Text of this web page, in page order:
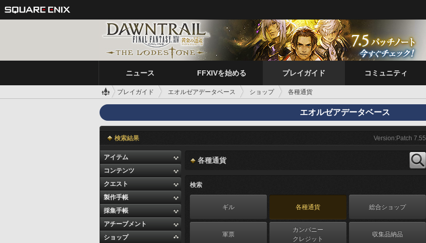
ニュース FFXIVを始める プレイガイド コミュニティ
プレイガイド エオルゼアデータベース ショップ 各種通貨
エオルゼアデータベース
検索結果 Version:Patch 7.55
アイテム
コンテンツ
クエスト
製作手帳
採集手帳
アチーブメント
ショップ
各種通貨
検索
ギル 各種通貨 総合ショップ
軍票
カンパニー
クレジット
収集品納品